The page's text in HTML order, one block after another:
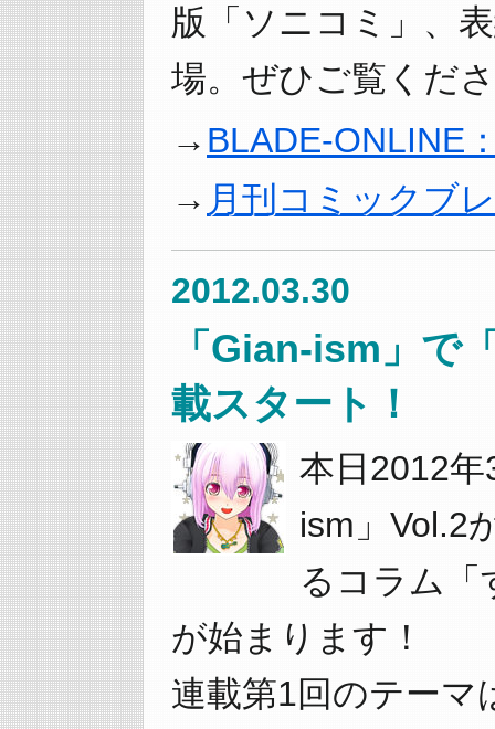
版「ソニコミ」、
場。ぜひご覧くだ
BLADE-ONLINE
月刊コミックブ
2012.03.30
「Gian-ism」で
載スタート！
本日2012
ism」Vol.2
るコラム「
が始まります！
連載第1回のテーマ